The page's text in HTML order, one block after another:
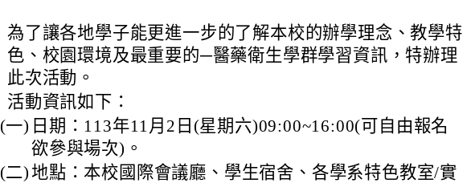
為了讓各地學子能更進一步的了解本校的辦學理念、教學特
色、校園環境及最重要的─醫藥衛生學群學習資訊，特辦理
此次活動。
活動資訊如下：
(一) 日期：113年11月2日(星期六)09:00~16:00(可自由報名
欲參與場次)。
(二)地點：本校國際會議廳、學生宿舍、各學系特色教室/實